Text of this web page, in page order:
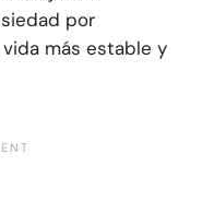
por
más estable y